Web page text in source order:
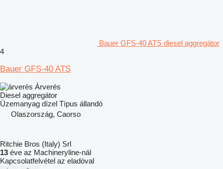
Bauer GFS-40 ATS diesel aggregátor
4
Bauer GFS-40 ATS
Árverés
Diesel aggregátor
Üzemanyag dízel Típus állandó
Olaszország, Caorso
Ritchie Bros (Italy) Srl
13 éve az Machineryline-nál
Kapcsolatfelvétel az eladóval